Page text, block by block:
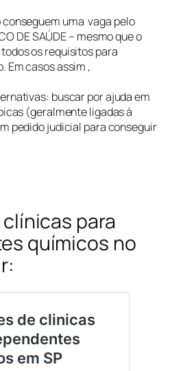
uma vaga pelo
DE SAÚDE – mesmo que o
os requisitos para
Em casos assim ,
buscar por ajuda em
(geralmente ligadas à
pedido judicial para conseguir
para
químicos no